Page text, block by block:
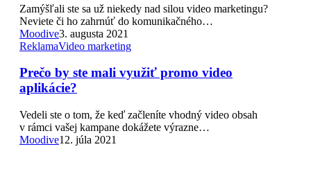
Zamýšľali ste sa už niekedy nad silou video marketingu?
Neviete či ho zahrnúť do komunikačného…
Moodive3. augusta 2021
ReklamaVideo marketing
Prečo by ste mali využiť promo video
aplikácie?
Vedeli ste o tom, že keď začleníte vhodný video obsah
v rámci vašej kampane dokážete výrazne…
Moodive12. júla 2021